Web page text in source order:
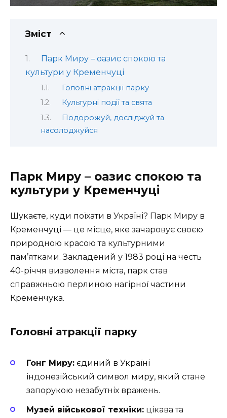
Зміст
Парк Миру – оазис спокою та
культури у Кременчуці
Головні атракції парку
Культурні події та свята
Подорожуй, досліджуй та
насолоджуйся
Парк Миру – оазис спокою та
культури у Кременчуці
Шукаєте, куди поїхати в Україні? Парк Миру в
Кременчуці — це місце, яке зачаровує своєю
природною красою та культурними
пам’ятками. Закладений у 1983 році на честь
40-річчя визволення міста, парк став
справжньою перлиною нагірної частини
Кременчука.
Головні атракції парку
Гонг Миру: єдиний в Україні
індонезійський символ миру, який стане
запорукою незабутніх вражень.
Музей військової техніки: цікава та